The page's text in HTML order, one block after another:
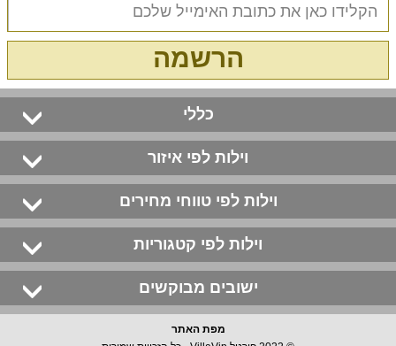
הרשמה
כללי
וילות לפי איזור
וילות לפי טווחי מחירים
וילות לפי קטגוריות
ישובים מבוקשים
מפת האתר